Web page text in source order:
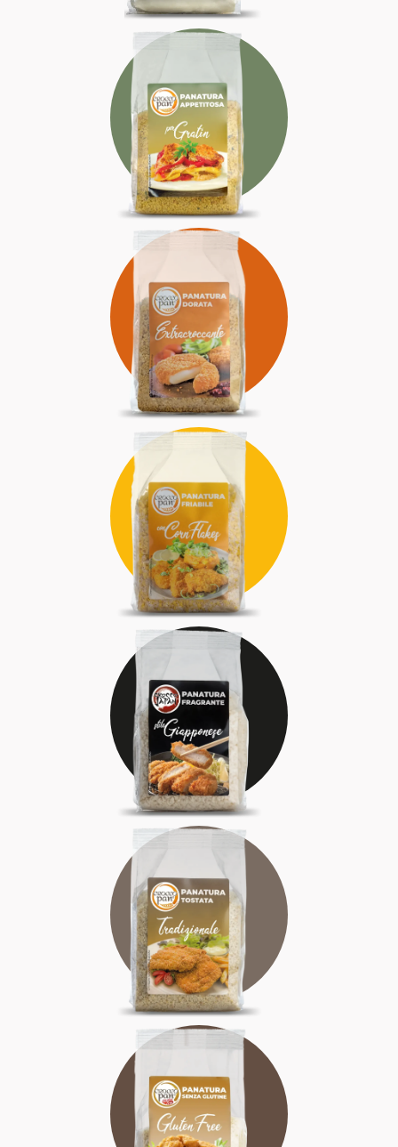
APPETITOSA
SAPORITA
IRRESISTIBILE
DORATA
INCONFONDIBILE
ENERGICA
FRIABILE
CROCCANTISSIMA
ALLEGRA
FRAGRANTE
DELICATA
RICERCATA
TRADIZIONALE
AUTENTICA
RAFFINATA
SENZA GLUTINE
SFIZIOSA
AFFIDABILE